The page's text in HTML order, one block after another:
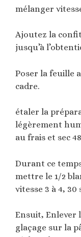
mélanger
Ajoutez la
jusqu’à
Poser la feuille
cadre.
étaler la
légèrement
au frais et sec
Durant ce
mettre le 1/2
vitesse 3 à 4, 30
Ensuit, Enlever
glaçage sur la